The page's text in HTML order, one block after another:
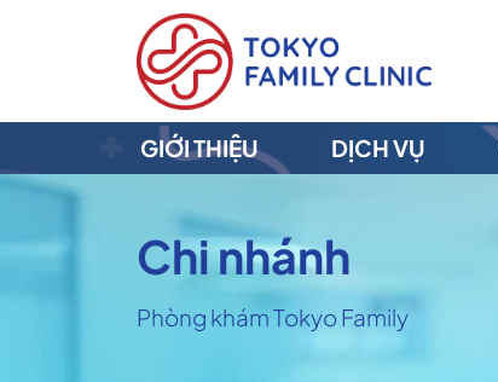
GIỚI THIỆU DỊCH VỤ
Chi nhánh
Phòng khám Tokyo Family